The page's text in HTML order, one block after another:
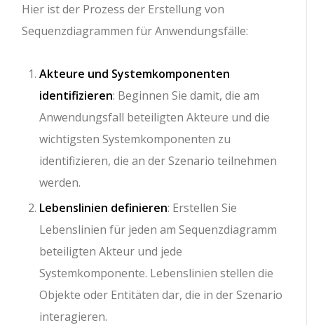
Hier ist der Prozess der Erstellung von
Sequenzdiagrammen für Anwendungsfälle:
Akteure und Systemkomponenten
identifizieren: Beginnen Sie damit, die am
Anwendungsfall beteiligten Akteure und die
wichtigsten Systemkomponenten zu
identifizieren, die an der Szenario teilnehmen
werden.
Lebenslinien definieren: Erstellen Sie
Lebenslinien für jeden am Sequenzdiagramm
beteiligten Akteur und jede
Systemkomponente. Lebenslinien stellen die
Objekte oder Entitäten dar, die in der Szenario
interagieren.